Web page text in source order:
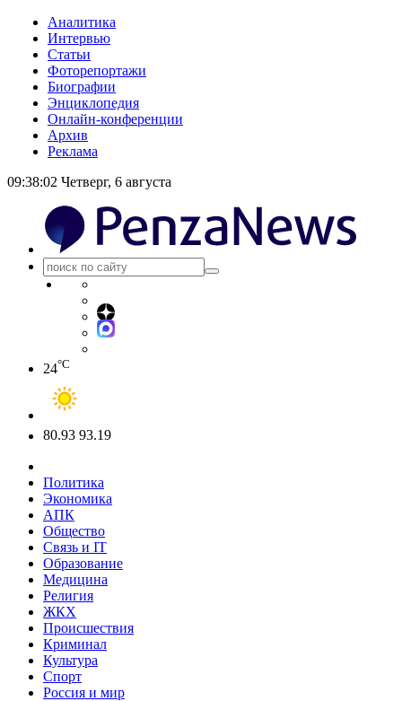
Аналитика
Интервью
Статьи
Фоторепортажи
Биографии
Энциклопедия
Онлайн-конференции
Архив
Реклама
09:38:02 Четверг, 6 августа
24°C
80.93 93.19
Политика
Экономика
АПК
Общество
Связь и IT
Образование
Медицина
Религия
ЖКХ
Происшествия
Криминал
Культура
Спорт
Россия и мир